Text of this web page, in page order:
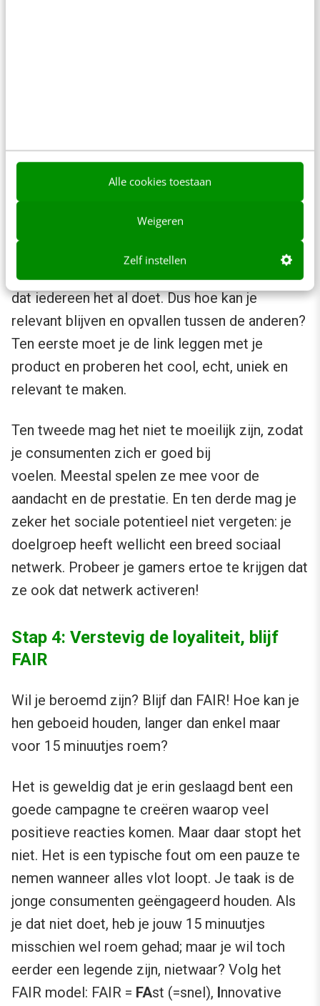
Alle cookies toestaan
Weigeren
Zelf instellen
bestaat
twijfel
is echter
dat iedereen het al doet. Dus hoe kan je
relevant blijven en opvallen tussen de anderen?
Ten eerste moet je de link leggen met je
product en proberen het cool, echt, uniek en
relevant te maken.
Ten tweede mag het niet te moeilijk zijn, zodat
je consumenten zich er goed bij
voelen. Meestal spelen ze mee voor de
aandacht en de prestatie. En ten derde mag je
zeker het sociale potentieel niet vergeten: je
doelgroep heeft wellicht een breed sociaal
netwerk. Probeer je gamers ertoe te krijgen dat
ze ook dat netwerk activeren!
Stap 4: Verstevig de loyaliteit, blijf
FAIR
Wil je beroemd zijn? Blijf dan FAIR! Hoe kan je
hen geboeid houden, langer dan enkel maar
voor 15 minuutjes roem?
Het is geweldig dat je erin geslaagd bent een
goede campagne te creëren waarop veel
positieve reacties komen. Maar daar stopt het
niet. Het is een typische fout om een pauze te
nemen wanneer alles vlot loopt. Je taak is de
jonge consumenten geëngageerd houden. Als
je dat niet doet, heb je jouw 15 minuutjes
misschien wel roem gehad; maar je wil toch
eerder een legende zijn, nietwaar? Volg het
FAIR model: FAIR = FAst (=snel), Innovative